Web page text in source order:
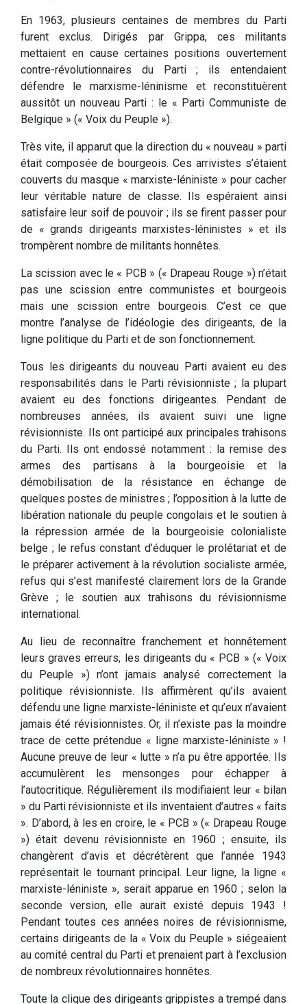
En 1963, plusieurs centaines de membres du Parti
furent exclus. Dirigés par Grippa, ces militants
mettaient en cause certaines positions ouvertement
contre-révolutionnaires du Parti ; ils entendaient
défendre le marxisme-léninisme et reconstituèrent
aussitôt un nouveau Parti : le « Parti Communiste de
Belgique » (« Voix du Peuple »).
Très vite, il apparut que la direction du « nouveau » parti
était composée de bourgeois. Ces arrivistes s’étaient
couverts du masque « marxiste-léniniste » pour cacher
leur véritable nature de classe. Ils espéraient ainsi
satisfaire leur soif de pouvoir ; ils se firent passer pour
de « grands dirigeants marxistes-léninistes » et ils
trompèrent nombre de militants honnêtes.
La scission avec le « PCB » (« Drapeau Rouge ») n’était
pas une scission entre communistes et bourgeois
mais une scission entre bourgeois. C’est ce que
montre l’analyse de l’idéologie des dirigeants, de la
ligne politique du Parti et de son fonctionnement.
Tous les dirigeants du nouveau Parti avaient eu des
responsabilités dans le Parti révisionniste ; la plupart
avaient eu des fonctions dirigeantes. Pendant de
nombreuses années, ils avaient suivi une ligne
révisionniste. Ils ont participé aux principales trahisons
du Parti. Ils ont endossé notamment : la remise des
armes des partisans à la bourgeoisie et la
démobilisation de la résistance en échange de
quelques postes de ministres ; l’opposition à la lutte de
libération nationale du peuple congolais et le soutien à
la répression armée de la bourgeoisie colonialiste
belge ; le refus constant d’éduquer le prolétariat et de
le préparer activement à la révolution socialiste armée,
refus qui s’est manifesté clairement lors de la Grande
Grève ; le soutien aux trahisons du révisionnisme
international.
Au lieu de reconnaître franchement et honnêtement
leurs graves erreurs, les dirigeants du « PCB » (« Voix
du Peuple ») n’ont jamais analysé correctement la
politique révisionniste. Ils affirmèrent qu’ils avaient
défendu une ligne marxiste-léniniste et qu’eux n’avaient
jamais été révisionnistes. Or, il n’existe pas la moindre
trace de cette prétendue « ligne marxiste-léniniste » !
Aucune preuve de leur « lutte » n’a pu être apportée. Ils
accumulèrent les mensonges pour échapper à
l’autocritique. Régulièrement ils modifiaient leur « bilan
» du Parti révisionniste et ils inventaient d’autres « faits
». D’abord, à les en croire, le « PCB » (« Drapeau Rouge
») était devenu révisionniste en 1960 ; ensuite, ils
changèrent d’avis et décrétèrent que l’année 1943
représentait le tournant principal. Leur ligne, la ligne «
marxiste-léniniste », serait apparue en 1960 ; selon la
seconde version, elle aurait existé depuis 1943 !
Pendant toutes ces années noires de révisionnisme,
certains dirigeants de la « Voix du Peuple » siégeaient
au comité central du Parti et prenaient part à l’exclusion
de nombreux révolutionnaires honnêtes.
Toute la clique des dirigeants grippistes a trempé dans